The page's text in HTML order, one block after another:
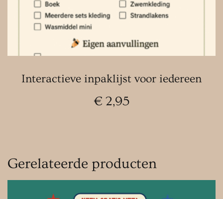
Interactieve inpaklijst voor iedereen
€ 2,95
Gerelateerde producten